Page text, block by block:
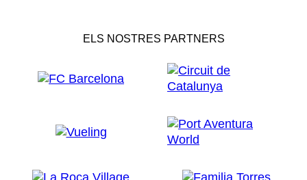
ELS NOSTRES PARTNERS